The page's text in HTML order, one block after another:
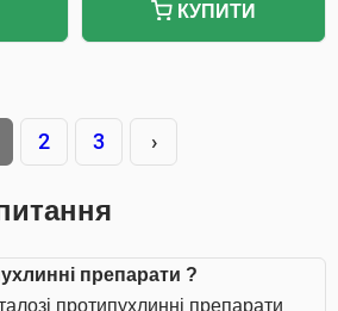
КУПИТИ
2 3 ›
препарати ?
протипухлинні препарати